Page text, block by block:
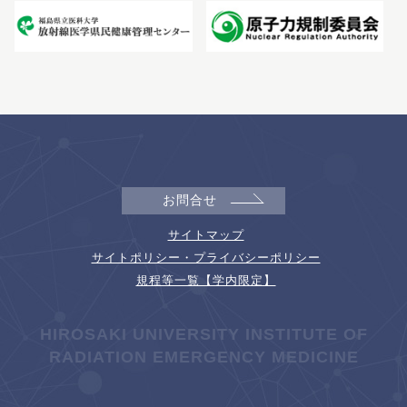
お問合せ
サイトマップ
サイトポリシー・プライバシーポリシー
規程等一覧【学内限定】
HIROSAKI UNIVERSITY INSTITUTE OF
RADIATION EMERGENCY MEDICINE